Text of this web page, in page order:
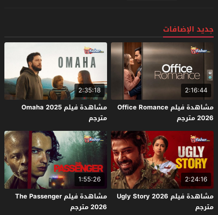
جديد الإضافات
2:16:44
مشاهدة فيلم Office Romance
2026 مترجم
2:35:18
مشاهدة فيلم Omaha 2025
مترجم
2:24:16
مشاهدة فيلم Ugly Story 2026
مترجم
1:55:26
مشاهدة فيلم The Passenger
2026 مترجم